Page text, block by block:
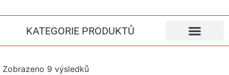
KATEGORIE PRODUKTŮ
Zobrazeno 9 výsledků